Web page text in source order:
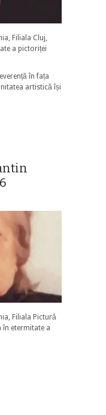
Filiala Cluj,
a pictoriței
în fața
artistică își
Filiala Pictură
în etermitate a